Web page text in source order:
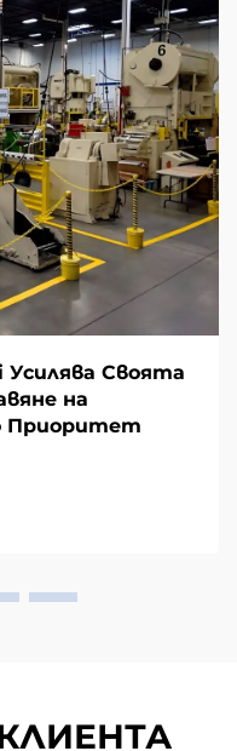
Усилява Своята
на
Приоритет